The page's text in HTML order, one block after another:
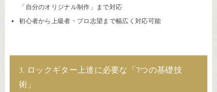
「自分のオリジナル制作」まで対応
初心者から上級者・プロ志望まで幅広く対応可能
3. ロックギター上達に必要な「7つの基礎技
術」